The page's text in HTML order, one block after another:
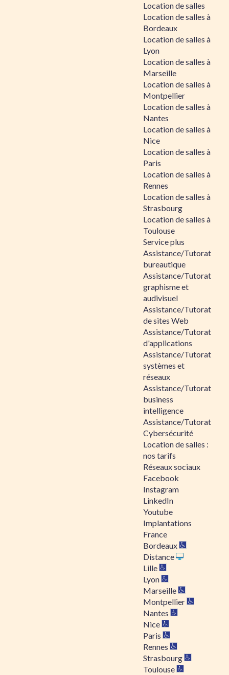
Location de salles
Location de salles à
Bordeaux
Location de salles à
Lyon
Location de salles à
Marseille
Location de salles à
Montpellier
Location de salles à
Nantes
Location de salles à
Nice
Location de salles à
Paris
Location de salles à
Rennes
Location de salles à
Strasbourg
Location de salles à
Toulouse
Service plus
Assistance/Tutorat
bureautique
Assistance/Tutorat
graphisme et
audivisuel
Assistance/Tutorat
de sites Web
Assistance/Tutorat
d'applications
Assistance/Tutorat
systèmes et
réseaux
Assistance/Tutorat
business
intelligence
Assistance/Tutorat
Cybersécurité
Location de salles :
nos tarifs
Réseaux sociaux
Facebook
Instagram
LinkedIn
Youtube
Implantations
France
Bordeaux
Distance
Lille
Lyon
Marseille
Montpellier
Nantes
Nice
Paris
Rennes
Strasbourg
Toulouse